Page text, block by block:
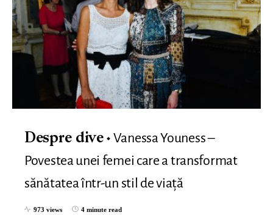
Despre dive
Vanessa Youness –
Povestea unei femei care a transformat
sănătatea într-un stil de viață
973 views 4 minute read